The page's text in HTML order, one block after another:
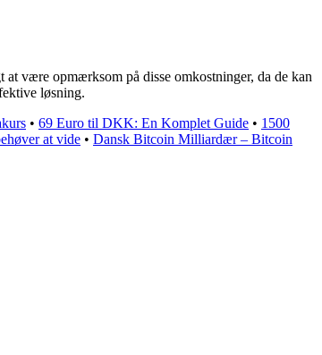
være opmærksom på disse omkostninger, da de kan
løsning.
• 69 Euro til DKK: En Komplet Guide • 1500
at vide • Dansk Bitcoin Milliardær – Bitcoin